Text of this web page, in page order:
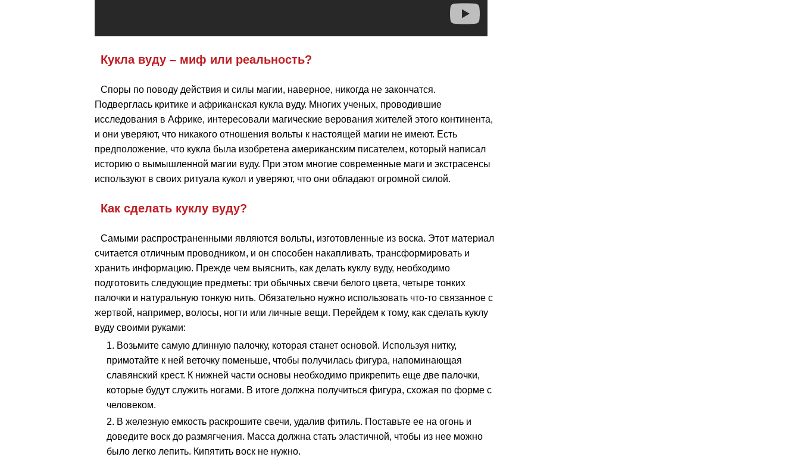
Кукла вуду – миф или реальность?
Споры по поводу действия и силы магии, наверное, никогда не закончатся.
Подверглась критике и африканская кукла вуду. Многих ученых, проводившие
исследования в Африке, интересовали магические верования жителей этого континента,
и они уверяют, что никакого отношения вольты к настоящей магии не имеют. Есть
предположение, что кукла была изобретена американским писателем, который написал
историю о вымышленной магии вуду. При этом многие современные маги и экстрасенсы
используют в своих ритуала кукол и уверяют, что они обладают огромной силой.
Как сделать куклу вуду?
Самыми распространенными являются вольты, изготовленные из воска. Этот материал
считается отличным проводником, и он способен накапливать, трансформировать и
хранить информацию. Прежде чем выяснить, как делать куклу вуду, необходимо
подготовить следующие предметы: три обычных свечи белого цвета, четыре тонких
палочки и натуральную тонкую нить. Обязательно нужно использовать что-то связанное с
жертвой, например, волосы, ногти или личные вещи. Перейдем к тому, как сделать куклу
вуду своими руками:
Возьмите самую длинную палочку, которая станет основой. Используя нитку,
примотайте к ней веточку поменьше, чтобы получилась фигура, напоминающая
славянский крест. К нижней части основы необходимо прикрепить еще две палочки,
которые будут служить ногами. В итоге должна получиться фигура, схожая по форме с
человеком.
В железную емкость раскрошите свечи, удалив фитиль. Поставьте ее на огонь и
доведите воск до размягчения. Масса должна стать эластичной, чтобы из нее можно
было легко лепить. Кипятить воск не нужно.